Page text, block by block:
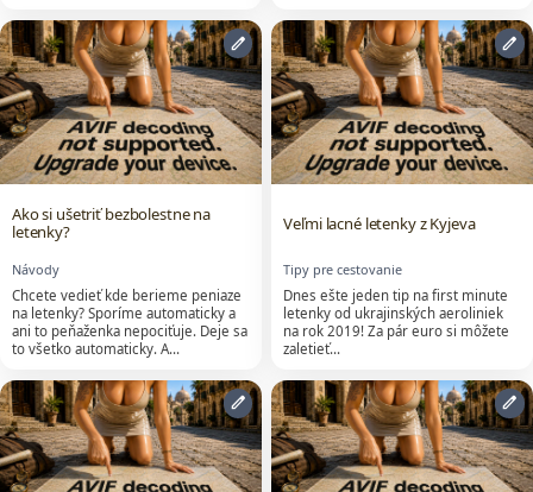
edit
Ako si ušetriť bezbolestne na
letenky?
Návody
Chcete vedieť kde berieme peniaze
na letenky? Sporíme automaticky a
ani to peňaženka nepociťuje. Deje sa
to všetko automaticky. A…
edit
Veľmi lacné letenky z Kyjeva
Tipy pre cestovanie
Dnes ešte jeden tip na first minute
letenky od ukrajinských aeroliniek
na rok 2019! Za pár euro si môžete
zaletieť…
edit edit